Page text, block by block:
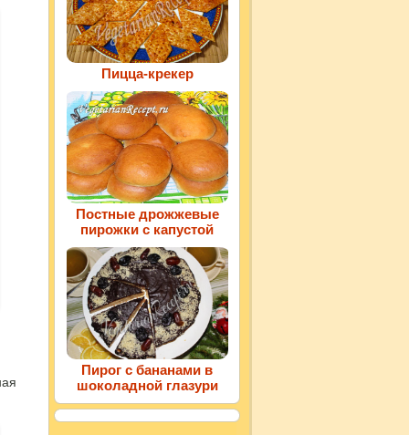
Пицца-крекер
Постные дрожжевые
пирожки с капустой
Пирог с бананами в
шоколадной глазури